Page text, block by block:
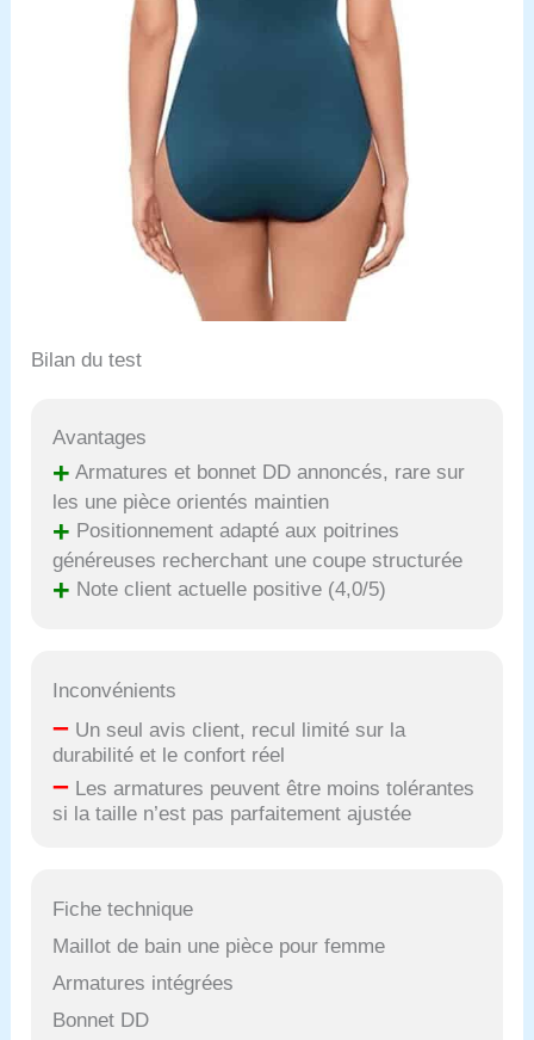
Bilan du test
Avantages
+ Armatures et bonnet DD annoncés, rare sur
les une pièce orientés maintien
+ Positionnement adapté aux poitrines
généreuses recherchant une coupe structurée
+ Note client actuelle positive (4,0/5)
Inconvénients
– Un seul avis client, recul limité sur la
durabilité et le confort réel
– Les armatures peuvent être moins tolérantes
si la taille n’est pas parfaitement ajustée
Fiche technique
Maillot de bain une pièce pour femme
Armatures intégrées
Bonnet DD